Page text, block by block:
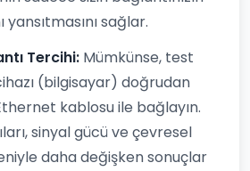
yansıtmasını sağlar.
Tercihi: Mümkünse, test
(bilgisayar) doğrudan
kablosu ile bağlayın.
sinyal gücü ve çevresel
daha değişken sonuçlar